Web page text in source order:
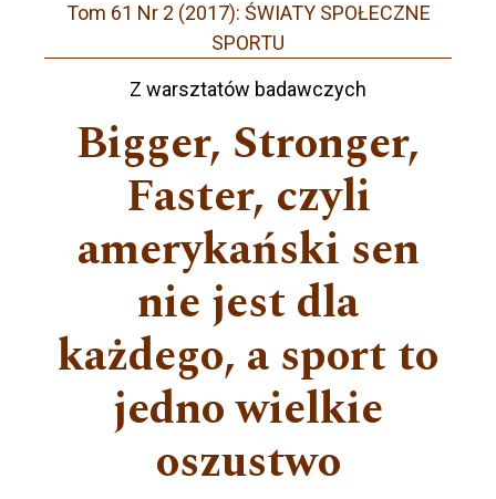
Tom 61 Nr 2 (2017): ŚWIATY SPOŁECZNE
SPORTU
Z warsztatów badawczych
Bigger, Stronger,
Faster, czyli
amerykański sen
nie jest dla
każdego, a sport to
jedno wielkie
oszustwo